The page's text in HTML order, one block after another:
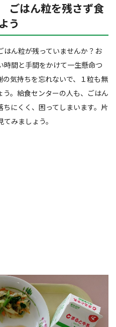
はん粒を残さず食
う
ん粒が残っていませんか？お
間と手間をかけて一生懸命つ
気持ちを忘れないで、１粒も無
。給食センターの人も、ごはん
にくく、困ってしまいます。片
みましょう。